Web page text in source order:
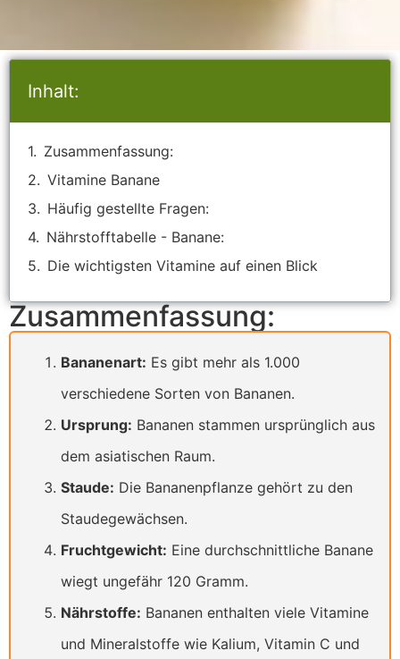
Inhalt:
Zusammenfassung:
Vitamine Banane
Häufig gestellte Fragen:
Nährstofftabelle - Banane:
Die wichtigsten Vitamine auf einen Blick
Zusammenfassung:
Bananenart: Es gibt mehr als 1.000
verschiedene Sorten von Bananen.
Ursprung: Bananen stammen ursprünglich aus
dem asiatischen Raum.
Staude: Die Bananenpflanze gehört zu den
Staudegewächsen.
Fruchtgewicht: Eine durchschnittliche Banane
wiegt ungefähr 120 Gramm.
Nährstoffe: Bananen enthalten viele Vitamine
und Mineralstoffe wie Kalium, Vitamin C und